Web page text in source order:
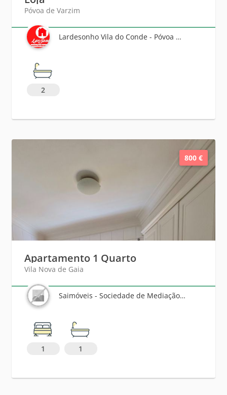
Póvoa de Varzim
Lardesonho Vila do Conde - Póvoa de Varzim - Famalicão
2
800 €
Apartamento 1 Quarto
Vila Nova de Gaia
Saimóveis - Sociedade de Mediação Imobiliária, Lda
1 1